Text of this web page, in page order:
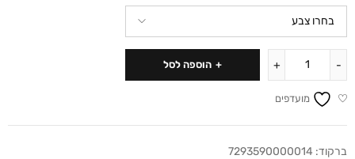
הוספה לסל
מועדפים
ברקוד: 7293590000014